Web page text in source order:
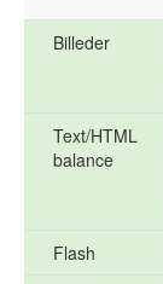
Billeder
Text/HTML
balance
Flash